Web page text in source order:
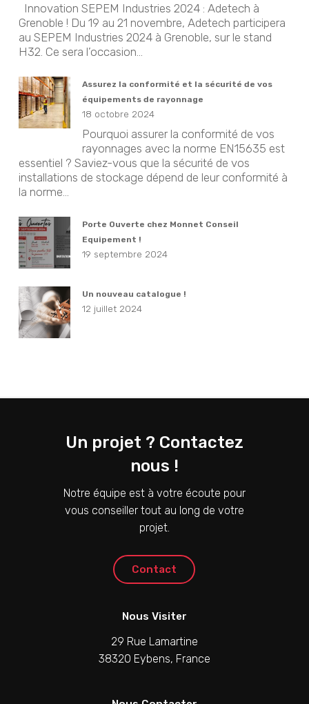
Innovation SEPEM Industries 2024 : Adetech à
Grenoble ! Du 19 au 21 novembre, Adetech participera
au SEPEM Industries 2024 à Grenoble, sur le stand
H32. Ce sera l’occasion...
Assurez la conformité et la sécurité de vos
équipements de rayonnage
18 octobre 2024
Pourquoi assurer la conformité de vos
rayonnages avec la norme EN15635 est
essentiel ? Saviez-vous que la sécurité de vos
installations de stockage dépend de leur conformité à
la norme...
Porte Ouverte chez Monnet Conseil
Equipement !
19 septembre 2024
Un nouveau catalogue !
12 juillet 2024
Un projet ? Contactez
nous !
Notre équipe est à votre écoute pour
vous conseiller tout au long de votre
projet.
Contact
Nous Visiter
29 Rue Lamartine
38320 Eybens, France